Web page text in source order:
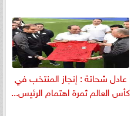
عادل شحاتة : إنجاز المنتخب في
كأس العالم ثمرة اهتمام الرئيس...